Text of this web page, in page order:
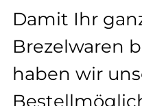
Damit Ihr
Brezelwaren
haben wir